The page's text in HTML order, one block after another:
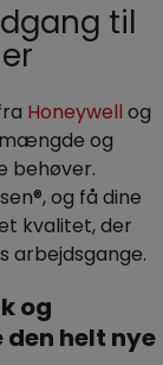
til
Honeywell og
og
behøver.
og få dine
kvalitet, der
arbejdsgange.
og
den helt nye